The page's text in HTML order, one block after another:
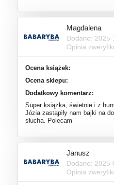
Magdalena
Dodano: 2025-
Opinia
Ocena książek:
Ocena sklepu:
Dodatkowy komentarz:
Super książka, świetnie i z
Józia zastąpiły nam bajki na
słucha. Polecam
Janusz
Dodano: 2025-
Opinia